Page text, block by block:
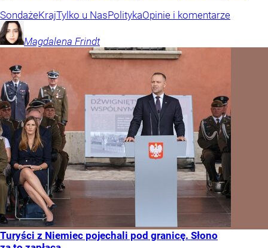
SondażeKrajTylko u NasPolitykaOpinie i komentarze
Magdalena Frindt
Turyści z Niemiec pojechali pod granicę. Słono